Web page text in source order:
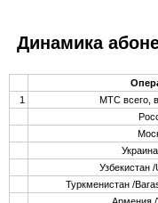
Динамика
1
МТС всего,
Узбекистан /
Туркменистан /